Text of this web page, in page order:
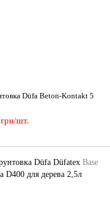
Düfa Beton-Kontakt 5
шт.